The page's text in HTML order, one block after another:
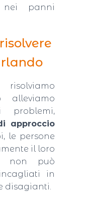
panni
alleviamo
problemi,
approccio
le persone
il loro
non può
in
disagianti.